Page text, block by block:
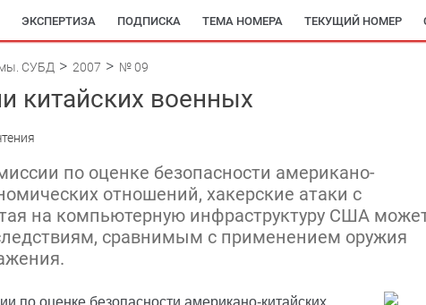
ЭКСПЕРТИЗА ПОДПИСКА ТЕМА НОМЕРА ТЕКУЩИЙ НОМЕР
СУБД 2007 № 09
китайских военных
по оценке безопасности американо-
отношений, хакерские атаки с
на компьютерную инфраструктуру США
сравнимым с применением оружия